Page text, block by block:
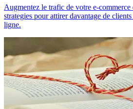
Augmentez le trafic de votre e-commerce
strategies pour attirer davantage de
ligne.